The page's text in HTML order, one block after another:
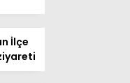
İlçe